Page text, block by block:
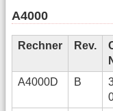
A4000
Rechner Rev.
A4000D B